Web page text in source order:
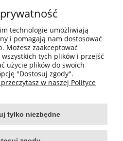
technologie umożliwiają
i pomagają nam dostosować
Możesz zaakceptować
tych plików i przejść
użycie plików do swoich
"Dostosuj zgody".
w naszej Polityce
tylko niezbędne